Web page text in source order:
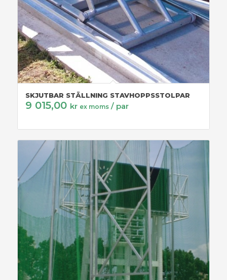
SKJUTBAR STÄLLNING STAVHOPPSSTOLPAR
9 015,00 kr ex moms / par